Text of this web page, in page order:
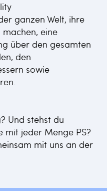
ganzen Welt, ihre
eine
über den gesamten
den
sowie
Und stehst du
mit jeder Menge PS?
mit uns an der